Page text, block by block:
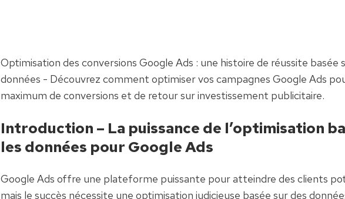
Optimisation des conversions Google Ads : une histoire de réussite basée
données - Découvrez comment optimiser vos campagnes Google Ads
maximum de conversions et de retour sur investissement publicitaire.
Introduction – La puissance de l’optimisation
les données pour Google Ads
Google Ads offre une plateforme puissante pour atteindre des clients
mais le succès nécessite une optimisation judicieuse basée sur des